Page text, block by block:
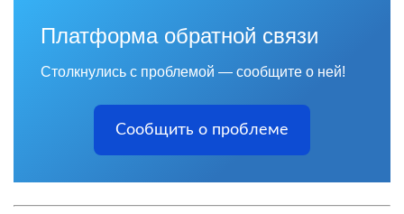
Платформа обратной связи
Столкнулись с проблемой — сообщите о ней!
Сообщить о проблеме